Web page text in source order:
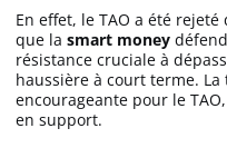
En effet, le TAO a été rejeté
que la smart money
résistance cruciale à
haussière à court terme.
encourageante pour le
en support.